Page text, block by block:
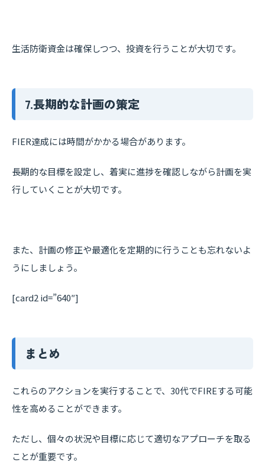
生活防衛資金は確保しつつ、投資を行うことが大切です。
7.長期的な計画の策定
FIER達成には時間がかかる場合があります。
長期的な目標を設定し、着実に進捗を確認しながら計画を実
行していくことが大切です。
また、計画の修正や最適化を定期的に行うことも忘れないよ
うにしましょう。
[card2 id=”640″]
まとめ
これらのアクションを実行することで、30代でFIREする可能
性を高めることができます。
ただし、個々の状況や目標に応じて適切なアプローチを取る
ことが重要です。